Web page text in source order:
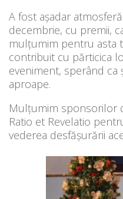
A fost aşadar
decembrie, cu premii,
mulţumim pentru asta
contribuit cu părticica
eveniment, sperând ca
aproape.
Mulțumim sponsorilor
Ratio et Revelatio
vederea desfășurării